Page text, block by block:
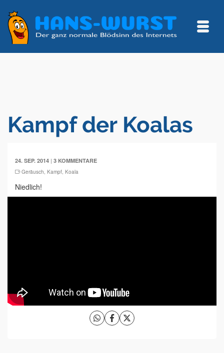
Kampf der Koalas
24. SEP. 2014 | 3 KOMMENTARE
Geräusch, Kampf, Koala
Niedlich!